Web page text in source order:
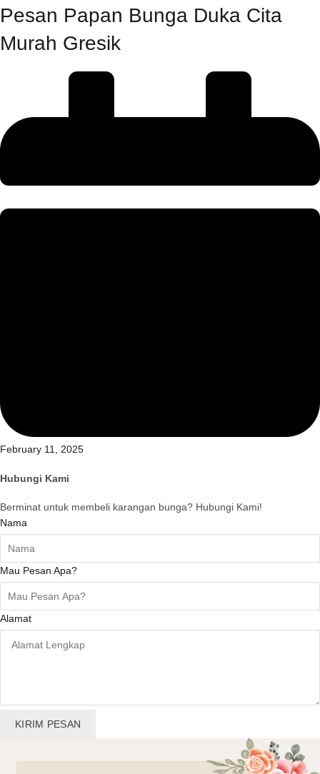
Pesan Papan Bunga Duka Cita
Murah Gresik
February 11, 2025
Hubungi Kami
Berminat untuk membeli karangan bunga? Hubungi Kami!
Nama
Mau Pesan Apa?
Alamat
KIRIM PESAN